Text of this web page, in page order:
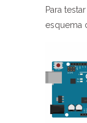
Para
esquema